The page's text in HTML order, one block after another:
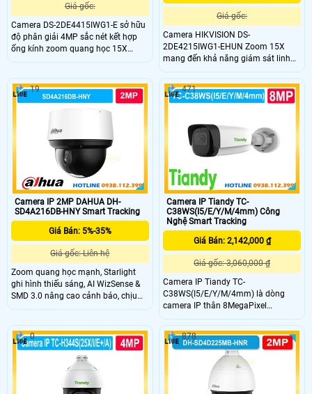
Giá gốc:
Camera DS-2DE4415IWG1-E sở hữu
độ phân giải 4MP sắc nét kết hợp
ống kính zoom quang học 15X
mạnh mẽ, giúp theo dõi chi tiết mọi
giám sát quay quét cao cấp này
mang lại giải pháp bảo vệ tối ưu
Giá gốc:
Camera HIKVISION DS-
2DE4215IWG1-EHUN Zoom 15X
mang đến khả năng giám sát linh
hoạt với độ phân giải Full HD 2MP,
zoom quang học 15X và hồng
ngoại 100m. Công nghệ DarkFighter
cho hình ảnh rõ nét trong điều kiện
động, đàm thoại hai chiều và chuẩn
IP67 giúp hoạt động bền bỉ ngoài
trời.
Camera IP 2MP DAHUA DH-
SD4A216DB-HNY Smart Tracking
Giá Bán: 5%-35%
Giá gốc: Liên hệ
Zoom quang học mạnh, Starlight
ghi hình thiếu sáng, AI WizSense &
SMD 3.0 nâng cao cảnh báo, chịu
nhiệt -40°C đến 65°C.
19
Camera IP Tiandy TC-
C38WS(I5/E/Y/M/4mm) Công
Nghệ Smart Tracking
Giá Bán: 2,142,000 ₫
Giá gốc: 3,060,000 ₫
Camera IP Tiandy TC-
C38WS(I5/E/Y/M/4mm) là dòng
camera IP thân 8MegaPixel
Starlight, mang đến hình ảnh chất
lượng và rõ ràng. Sản phẩm hỗ trợ
hồng ngoại lên đến 50m,công nghệ
chống ngược sáng WDR 120dB,
micro tích hợp, chuẩn IP67, phù hợp
lắp đặt trong nhà và ngoài trời hiệu
471
0 878